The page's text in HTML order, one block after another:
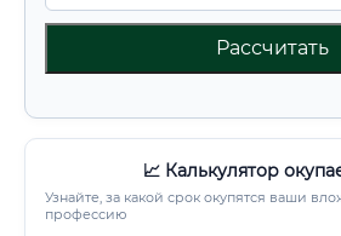
Рассчитать
📈 Калькулятор
Узнайте, за какой срок окупятся ваши
профессию